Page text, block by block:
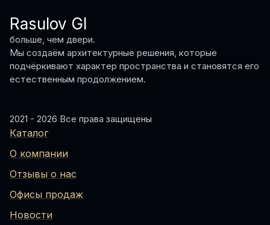
Rasulov GI
больше, чем двери.
Мы создаём архитектурные решения, которые
подчёркивают характер пространства и становятся его
естественным продолжением.
2021 - 2026 Все права защищены
Каталог
О компании
Отзывы о нас
Офисы продаж
Новости